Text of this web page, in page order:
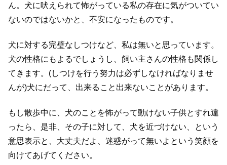
ん。犬に吠えられて怖がっている私の存在に気がついてい
ないのではないかと、不安になったものです。
犬に対する完璧なしつけなど、私は無いと思っています。
犬の性格にもよるでしょうし、飼い主さんの性格も関係し
てきます。(しつけを行う努力は必ずしなければなりませ
んが)犬にだって、出来ること出来ないことがあります。
もし散歩中に、犬のことを怖がって動けない子供とすれ違
ったら、是非、その子に対して、犬を近づけない、という
意思表示と、大丈夫だよ、迷惑がって無いよという笑顔を
向けてあげてください。